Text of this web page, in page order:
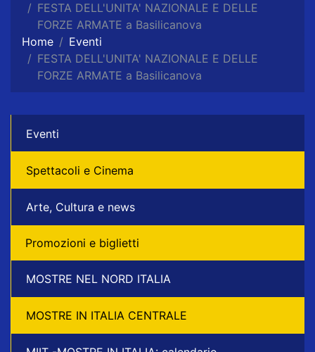
FESTA DELL'UNITA' NAZIONALE E DELLE
FORZE ARMATE a Basilicanova
Home
Eventi
FESTA DELL'UNITA' NAZIONALE E DELLE
FORZE ARMATE a Basilicanova
Eventi
Spettacoli e Cinema
Arte, Cultura e news
Promozioni e biglietti
MOSTRE NEL NORD ITALIA
MOSTRE IN ITALIA CENTRALE